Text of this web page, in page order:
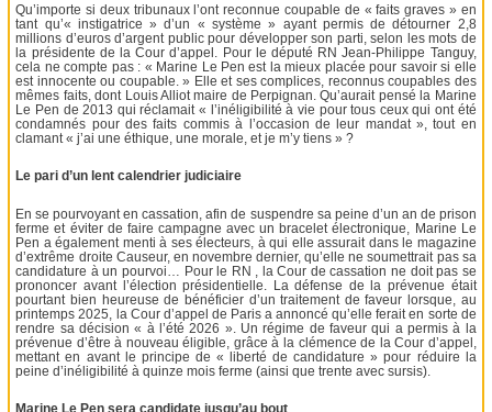
Qu’importe si deux tribunaux l’ont reconnue coupable de « faits graves » en
tant qu’« instigatrice » d’un « système » ayant permis de détourner 2,8
millions d’euros d’argent public pour développer son parti, selon les mots de
la présidente de la Cour d’appel. Pour le député RN Jean-Philippe Tanguy,
cela ne compte pas : « Marine Le Pen est la mieux placée pour savoir si elle
est innocente ou coupable. » Elle et ses complices, reconnus coupables des
mêmes faits, dont Louis Alliot maire de Perpignan. Qu’aurait pensé la Marine
Le Pen de 2013 qui réclamait « l’inéligibilité à vie pour tous ceux qui ont été
condamnés pour des faits commis à l’occasion de leur mandat », tout en
clamant « j’ai une éthique, une morale, et je m’y tiens » ?
Le pari d’un lent calendrier judiciaire
En se pourvoyant en cassation, afin de suspendre sa peine d’un an de prison
ferme et éviter de faire campagne avec un bracelet électronique, Marine Le
Pen a également menti à ses électeurs, à qui elle assurait dans le magazine
d’extrême droite Causeur, en novembre dernier, qu’elle ne soumettrait pas sa
candidature à un pourvoi… Pour le RN , la Cour de cassation ne doit pas se
prononcer avant l’élection présidentielle. La défense de la prévenue était
pourtant bien heureuse de bénéficier d’un traitement de faveur lorsque, au
printemps 2025, la Cour d’appel de Paris a annoncé qu’elle ferait en sorte de
rendre sa décision « à l’été 2026 ». Un régime de faveur qui a permis à la
prévenue d’être à nouveau éligible, grâce à la clémence de la Cour d’appel,
mettant en avant le principe de « liberté de candidature » pour réduire la
peine d’inéligibilité à quinze mois ferme (ainsi que trente avec sursis).
Marine Le Pen sera candidate jusqu’au bout